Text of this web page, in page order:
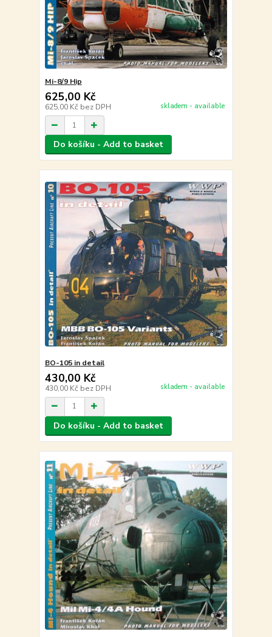
Mi-8/9 Hip
625,00 Kč
625,00 Kč bez DPH skladem - available
Do košíku - Add to basket
BO-105 in detail
430,00 Kč
430,00 Kč bez DPH skladem - available
Do košíku - Add to basket